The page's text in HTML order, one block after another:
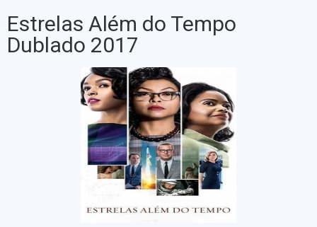
Estrelas Além do Tempo
Dublado 2017